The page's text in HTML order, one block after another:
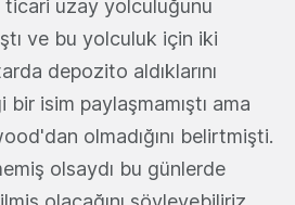
uzay yolculuğunu
ve bu yolculuk için iki
depozito aldıklarını
isim paylaşmamıştı ama
olmadığını belirtmişti.
olsaydı bu günlerde